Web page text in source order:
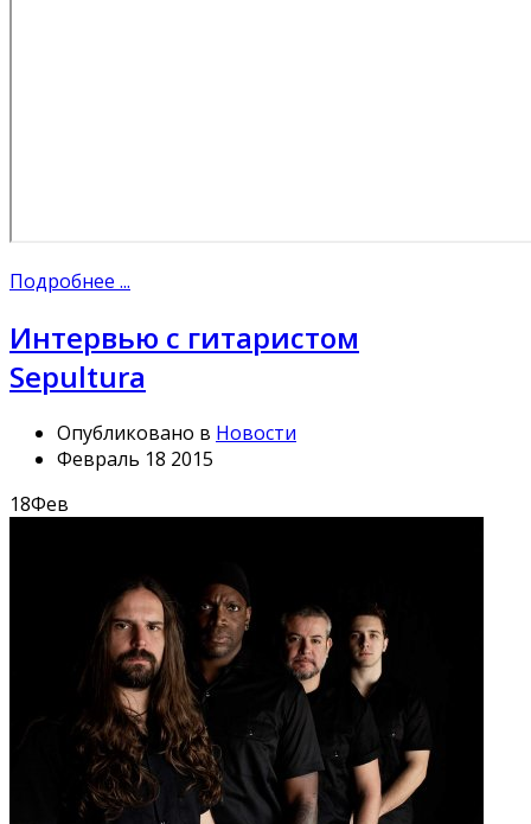
Подробнее ...
Интервью с гитаристом
Sepultura
Опубликовано в Новости
Февраль 18 2015
18Фев